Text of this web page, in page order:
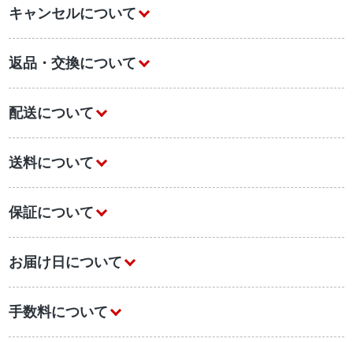
キャンセルについて
返品・交換について
配送について
送料について
保証について
お届け日について
手数料について